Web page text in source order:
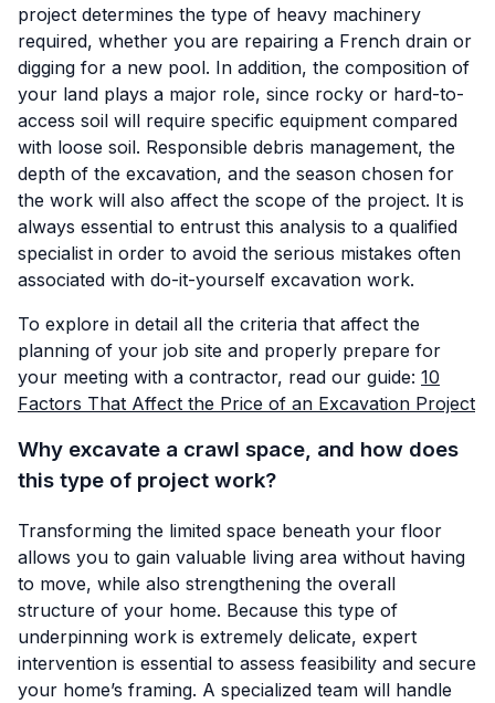
project determines the type of heavy machinery
required, whether you are repairing a French drain or
digging for a new pool. In addition, the composition of
your land plays a major role, since rocky or hard-to-
access soil will require specific equipment compared
with loose soil. Responsible debris management, the
depth of the excavation, and the season chosen for
the work will also affect the scope of the project. It is
always essential to entrust this analysis to a qualified
specialist in order to avoid the serious mistakes often
associated with do-it-yourself excavation work.
To explore in detail all the criteria that affect the
planning of your job site and properly prepare for
your meeting with a contractor, read our guide: 10
Factors That Affect the Price of an Excavation Project
Why excavate a crawl space, and how does
this type of project work?
Transforming the limited space beneath your floor
allows you to gain valuable living area without having
to move, while also strengthening the overall
structure of your home. Because this type of
underpinning work is extremely delicate, expert
intervention is essential to assess feasibility and secure
your home’s framing. A specialized team will handle